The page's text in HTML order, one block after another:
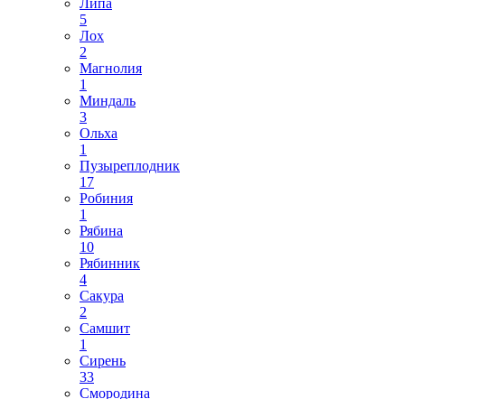
Липа
5
Лох
2
Магнолия
1
Миндаль
3
Ольха
1
Пузыреплодник
17
Робиния
1
Рябина
10
Рябинник
4
Сакура
2
Самшит
1
Сирень
33
Смородина